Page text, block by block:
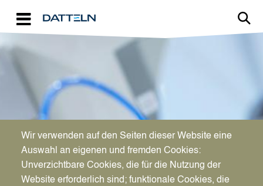
WIRTSCHAFTSFÖRDERUNG
Aktuelles für Unternehmen
Wir verwenden auf den Seiten dieser Website eine
Auswahl an eigenen und fremden Cookies:
Unverzichtbare Cookies, die für die Nutzung der
Website erforderlich sind; funktionale Cookies, die